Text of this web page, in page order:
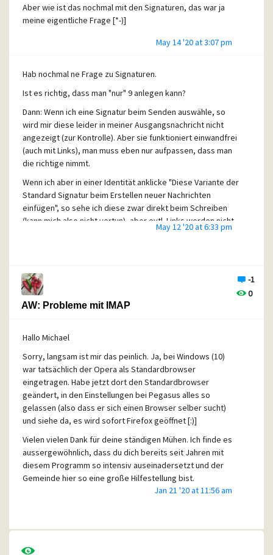
Datei vertraue " .\Win10-Hlp32-Fix.cmd" und dann hats
geklappt. Ich habe
jetzt tasächlich in Pegasus wieder die integrierte
;-))))[:)]
Nochmals vielen Dank dafür!
Ute
Aber wie ist das nochmal mit den Signaturen, das war ja
meine eigentliche Frage [*-)]
May 14 '20 at 3:07 pm
Hab nochmal ne Frage zu Signaturen.
Ist es richtig, dass man "nur" 9 anlegen kann?
Dann: Wenn ich eine Signatur beim Senden auswähle, so
wird mir diese leider in meiner Ausgangsnachricht nicht
angezeigt (zur Kontrolle). Aber sie funktioniert einwandfrei
(auch mit Links), man muss eben nur aufpassen, dass man
die richtige nimmt.
Wenn ich aber in einer Identität anklicke "Diese Variante der
Standard Signatur beim Erstellen neuer Nachrichten
einfügen", so sehe ich diese zwar direkt beim Schreiben
(kann mich also nicht vertun), aber evtl. Links werden nicht
mit übernommen, obwohl Variante Internet, formatierter
Leider funktioniert bei mir seit einiger Zeit die
Hilfefunktion im Programm nicht mehr, auch das Kopieren
dieser WinHLP.DLL hat nichts gebracht.
May 12 '20 at 6:33 pm
-1
0
AW: Probleme mit IMAP
Hallo Michael
Sorry, langsam ist mir das peinlich. Ja, bei Windows (10)
war tatsächlich der Opera als Standardbrowser
eingetragen. Habe jetzt dort den Standardbrowser
geändert, in den Einstellungen bei Pegasus alles so
gelassen (also dass er sich einen Browser selber sucht)
und siehe da, es wird sofort Firefox geöffnet [:)]
Vielen vielen Dank für deine ständigen Mühen. Ich finde es
aussergewöhnlich, dass du dich bereits seit Jahren mit
diesem Programm so intensiv auseinadersetzt und der
Gemeinde hier so eine große Hilfestellung bist.
Jan 21 '20 at 11:56 am